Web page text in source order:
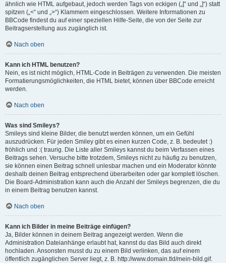
ähnlich wie HTML aufgebaut, jedoch werden Tags von eckigen („[“ und „]“) statt
spitzen („<“ und „>“) Klammern eingeschlossen. Weitere Informationen zu
BBCode findest du auf einer speziellen Hilfe-Seite, die von der Seite zur
Beitragserstellung aus zugänglich ist.
Nach oben
Kann ich HTML benutzen?
Nein, es ist nicht möglich, HTML-Code in Beiträgen zu verwenden. Die meisten
Formatierungsmöglichkeiten, die HTML bietet, können über BBCode erreicht
werden.
Nach oben
Was sind Smileys?
Smileys sind kleine Bilder, die benutzt werden können, um ein Gefühl
auszudrücken. Für jeden Smiley gibt es einen kurzen Code, z. B. bedeutet :)
fröhlich und :( traurig. Die Liste aller Smileys kannst du beim Verfassen eines
Beitrags sehen. Versuche bitte trotzdem, Smileys nicht zu häufig zu benutzen,
sie können einen Beitrag schnell unlesbar machen und ein Moderator könnte
deshalb deinen Beitrag entsprechend überarbeiten oder gar komplett löschen.
Die Board-Administration kann auch die Anzahl der Smileys begrenzen, die du
in einem Beitrag benutzen kannst.
Nach oben
Kann ich Bilder in meine Beiträge einfügen?
Ja, Bilder können in deinem Beitrag angezeigt werden. Wenn die
Administration Dateianhänge erlaubt hat, kannst du das Bild auch direkt
hochladen. Ansonsten musst du zu einem Bild verlinken, das auf einem
öffentlich zugänglichen Server liegt, z. B. http://www.domain.tld/mein-bild.gif.